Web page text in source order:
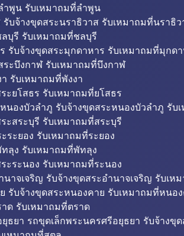
ำพูน รับเหมาถมที่ลำพูน
บจ้างขุดสระนราธิวาส รับเหมาถมที่นราธิว
บุรี รับเหมาถมที่ชลบุรี
รับจ้างขุดสระมุกดาหาร รับเหมาถมที่มุกด
ะบึงกาฬ รับเหมาถมที่บึงกาฬ
รับเหมาถมที่พังงา
ะยโสธร รับเหมาถมที่ยโสธร
องบัวลำภู รับจ้างขุดสระหนองบัวลำภู รับ
ะสระบุรี รับเหมาถมที่สระบุรี
ระยอง รับเหมาถมที่ระยอง
ลุง รับเหมาถมที่พัทลุง
ะระนอง รับเหมาถมที่ระนอง
าจเจริญ รับจ้างขุดสระอำนาจเจริญ รับเห
รับจ้างขุดสระหนองคาย รับเหมาถมที่หนอ
ด รับเหมาถมที่ตราด
ยา รถขุดเล็กพระนครศรีอยุธยา รับจ้าง